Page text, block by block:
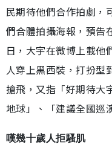
民期待他們合作拍劇，
們合體拍攝海報，預告
日，大宇在微博上載他
人穿上黑西裝，打扮型
搶飛，又指「好期待大
地球」、「建議全國巡
嘆幾十歲人拒騷肌